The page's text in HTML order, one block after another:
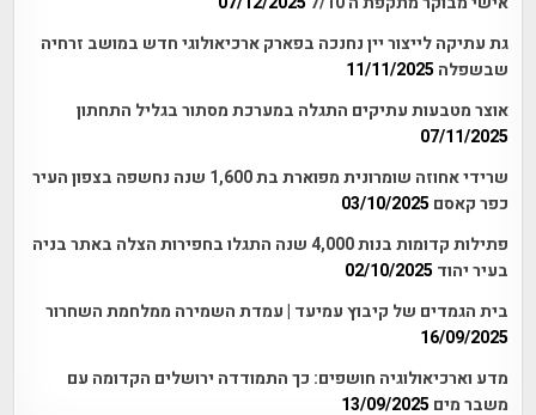
גת עתיקה לייצור יין נחנכה בפארק ארכיאולוגי חדש במושב זרחיה
שבשפלה 11/11/2025
אוצר מטבעות עתיקים התגלה במערכת מסתור בגליל התחתון
07/11/2025
שרידי אחוזה שומרונית מפוארת בת 1,600 שנה נחשפה בצפון העיר
כפר קאסם 03/10/2025
פתילות קדומות בנות 4,000 שנה התגלו בחפירות הצלה באתר בניה
בעיר יהוד 02/10/2025
בית הגמדים של קיבוץ עמיעד | עמדת השמירה ממלחמת השחרור
16/09/2025
מדע וארכיאולוגיה חושפים: כך התמודדה ירושלים הקדומה עם
משבר מים 13/09/2025